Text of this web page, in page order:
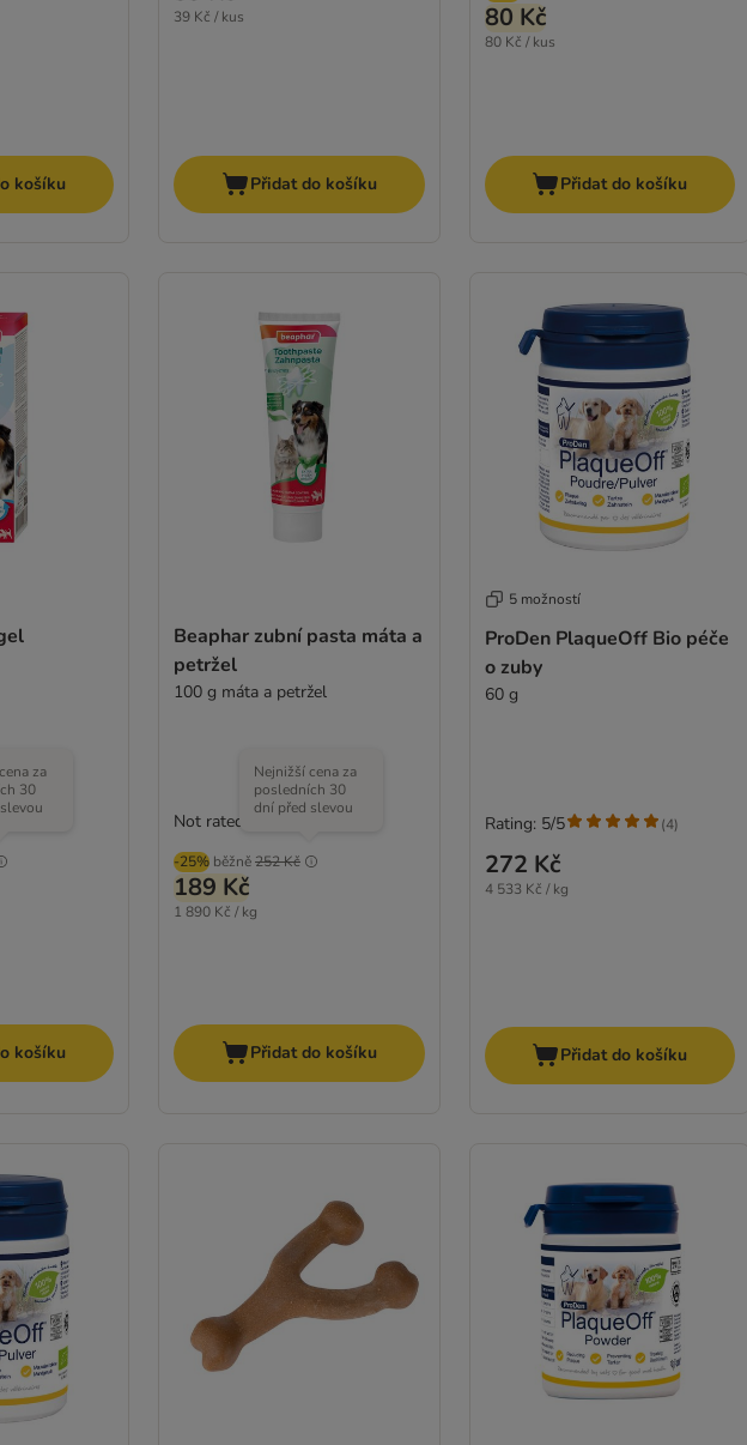
košíku
39 Kč / kus
Přidat do košíku
80 Kč
80 Kč / kus
Přidat do košíku
za
30
košíku
Beaphar zubní pasta máta a
petržel
100 g máta a petržel
-25% běžně252 Kč
Nejnižší cena za
posledních 30
dní před slevou
189 Kč
1 890 Kč / kg
Not rated
Přidat do košíku
5 možností
ProDen PlaqueOff Bio péče
o zuby
60 g
272 Kč
4 533 Kč / kg
Rating: 5/5 (4)
Přidat do košíku